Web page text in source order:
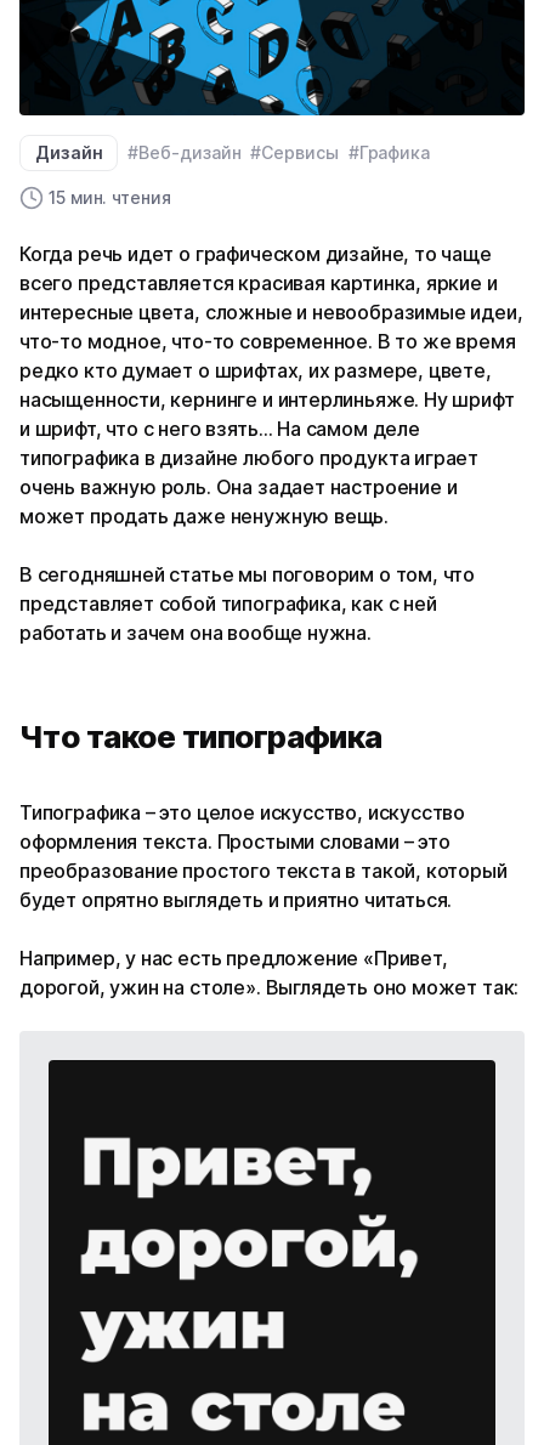
Дизайн #Веб-дизайн #Сервисы #Графика
15 мин. чтения
Когда речь идет о графическом дизайне, то чаще
всего представляется красивая картинка, яркие и
интересные цвета, сложные и невообразимые идеи,
что-то модное, что-то современное. В то же время
редко кто думает о шрифтах, их размере, цвете,
насыщенности, кернинге и интерлиньяже. Ну шрифт
и шрифт, что с него взять… На самом деле
типографика в дизайне любого продукта играет
очень важную роль. Она задает настроение и
может продать даже ненужную вещь.
В сегодняшней статье мы поговорим о том, что
представляет собой типографика, как с ней
работать и зачем она вообще нужна.
Что такое типографика
Типографика – это целое искусство, искусство
оформления текста. Простыми словами – это
преобразование простого текста в такой, который
будет опрятно выглядеть и приятно читаться.
Например, у нас есть предложение «Привет,
дорогой, ужин на столе». Выглядеть оно может так: